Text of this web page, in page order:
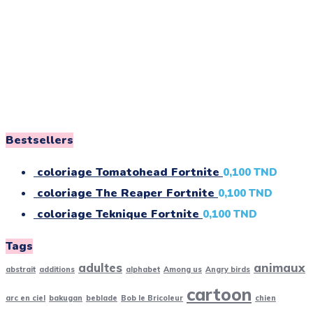
Bestsellers
coloriage Tomatohead Fortnite 0,100 TND
coloriage The Reaper Fortnite 0,100 TND
coloriage Teknique Fortnite 0,100 TND
Tags
abstrait additions adultes alphabet Among us Angry birds animaux
arc en ciel bakugan beblade Bob le Bricoleur cartoon chien